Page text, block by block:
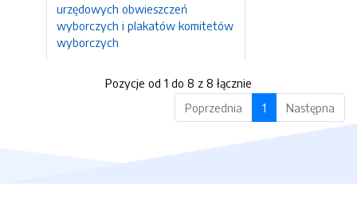
urzędowych obwieszczeń
wyborczych i plakatów komitetów
wyborczych
Pozycje od 1 do 8 z 8 łącznie
Poprzednia
1 Następna